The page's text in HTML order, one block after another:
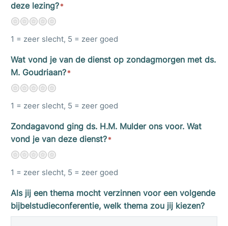
deze lezing?*
4
3
2
1
1 = zeer slecht, 5 = zeer goed
Wat vond je van de dienst op zondagmorgen met ds.
M. Goudriaan?*
4
3
2
1
1 = zeer slecht, 5 = zeer goed
Zondagavond ging ds. H.M. Mulder ons voor. Wat
vond je van deze dienst?*
4
3
2
1
1 = zeer slecht, 5 = zeer goed
Als jij een thema mocht verzinnen voor een volgende
bijbelstudieconferentie, welk thema zou jij kiezen?